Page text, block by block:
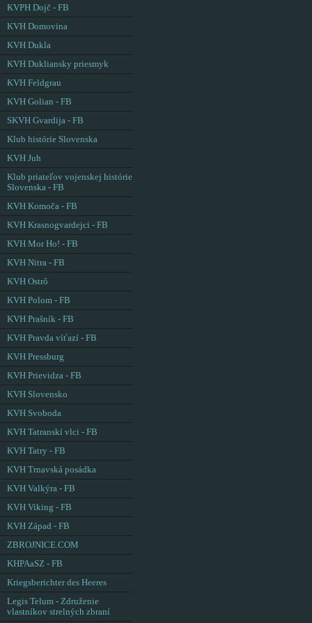
KVPH Dojč - FB
KVH Domovina
KVH Dukla
KVH Dukliansky priesmyk
KVH Feldgrau
KVH Golian - FB
SKVH Gvardija - FB
Klub histórie Slovenska
KVH Juh
Klub priateľov vojenskej histórie
Slovenska - FB
KVH Komoča - FB
KVH Krasnogvardejci - FB
KVH Mor Ho! - FB
KVH Nitra - FB
KVH Ostrô
KVH Polom - FB
KVH Prašník - FB
KVH Pravda víťazí - FB
KVH Pressburg
KVH Prievidza - FB
KVH Slovensko
KVH Svoboda
KVH Tatranskí vlci - FB
KVH Tatry - FB
KVH Trnavská posádka
KVH Valkýra - FB
KVH Viking - FB
KVH Západ - FB
ZBROJNICE.COM
KHPAaSZ - FB
Kriegsberichter des Heeres
Legis Telum - Združenie
vlastníkov strelných zbraní